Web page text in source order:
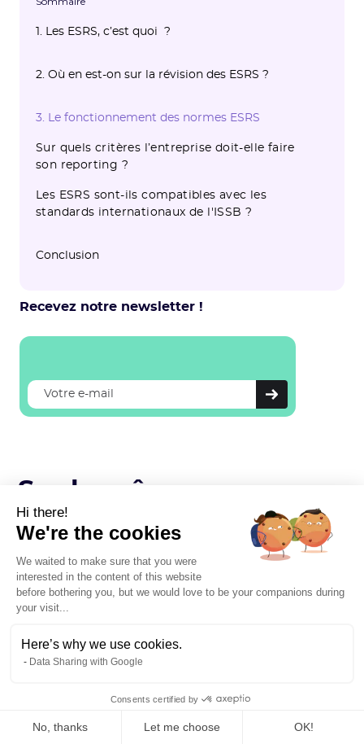
1. Les ESRS, c’est quoi ?
européens élaborés par l’EFRAG
: Environnemental, Social et de
2. Où en est-on sur la révision des ESRS ?
3. Le fonctionnement des normes ESRS
Sur quels critères l’entreprise doit-elle faire
son reporting ?
Les ESRS sont-ils compatibles avec les
standards internationaux de l'ISSB ?
Conclusion
Recevez notre newsletter !
Sur la même
thématique
Nos autres articles pour aller plus loin, écrits avec autant
Hi there!
We're the cookies
We waited to make sure that you were
interested in the content of this website
before bothering you, but we would love to be your companions during
your visit...
Here’s why we use cookies.
Data Sharing with Google
Consents certified by
No, thanks Let me choose OK!